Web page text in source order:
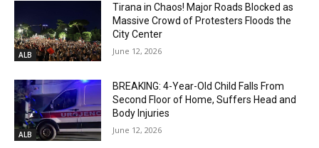
ALB
Tirana in Chaos! Major Roads Blocked as
Massive Crowd of Protesters Floods the
City Center
June 12, 2026
ALB
BREAKING: 4-Year-Old Child Falls From
Second Floor of Home, Suffers Head and
Body Injuries
June 12, 2026